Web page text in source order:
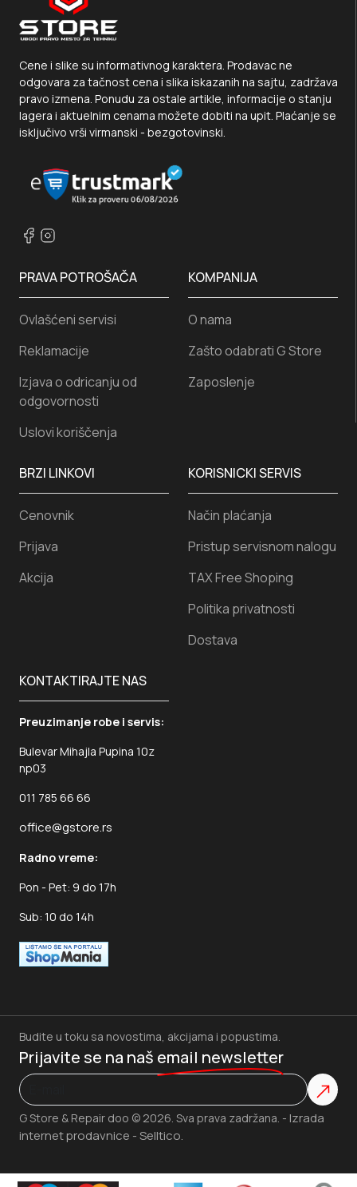
Cene i slike su informativnog karaktera. Prodavac ne
odgovara za tačnost cena i slika iskazanih na sajtu, zadržava
pravo izmena. Ponudu za ostale artikle, informacije o stanju
lagera i aktuelnim cenama možete dobiti na upit. Plaćanje se
isključivo vrši virmanski - bezgotovinski.
KORISNICKI SERVIS
Način plaćanja
Pristup servisnom nalogu
TAX Free Shoping
Politika privatnosti
Dostava
PRAVA POTROŠAČA
Ovlašćeni servisi
Reklamacije
Izjava o odricanju od
odgovornosti
Uslovi koriščenja
KONTAKTIRAJTE NAS
Preuzimanje robe i servis:
Bulevar Mihajla Pupina 10z
np03
011 785 66 66
office@gstore.rs
Radno vreme:
Pon - Pet: 9 do 17h
Sub: 10 do 14h
KOMPANIJA
O nama
Zašto odabrati G Store
Zaposlenje
BRZI LINKOVI
Cenovnik
Prijava
Akcija
G Store & Repair doo © 2026. Sva prava zadržana. - Izrada
internet prodavnice - Selltico.
Budite u toku sa novostima, akcijama i popustima.
Prijavite se na naš email newsletter